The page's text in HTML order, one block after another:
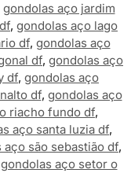
gondolas aço jardim
, gondolas aço lago
df, gondolas aço
df, gondolas aço
df, gondolas aço
df, gondolas aço
riacho fundo df,
aço santa luzia df,
aço são sebastião df,
gondolas aço setor o